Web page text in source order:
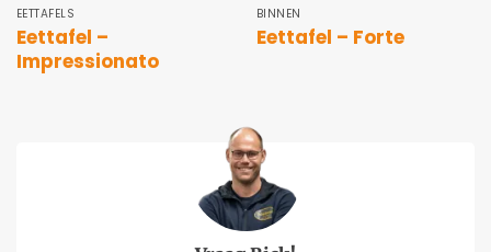
EETTAFELS
Eettafel –
Impressionato
BINNEN
Eettafel – Forte